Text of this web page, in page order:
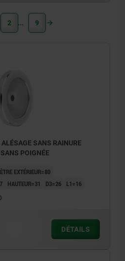
2 9
SANS RAINURE
POIGNÉE
EXTÉRIEUR=80
HAUTEUR=31 D3=26 L1=16
DÉTAILS